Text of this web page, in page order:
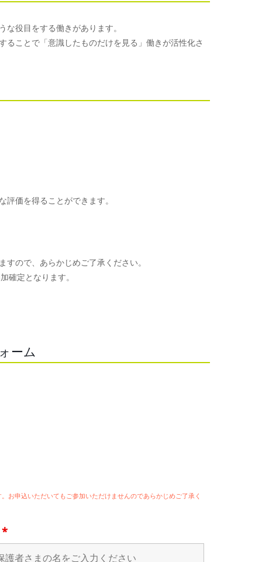
役目をする働きがあります。
ことで「意識したものだけを見る」働きが活性化さ
価を得ることができます。
ので、あらかじめご了承ください。
確定となります。
ーム
お申込いただいてもご参加いただけませんのであらかじめご了承く
*